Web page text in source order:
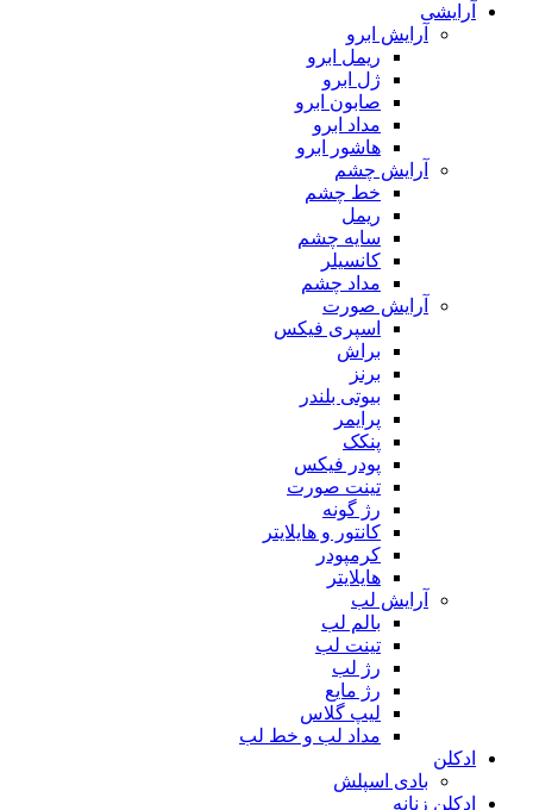
آرایشی
آرایش ابرو
ریمل ابرو
ژل ابرو
صابون ابرو
مداد ابرو
هاشور ابرو
آرایش چشم
خط چشم
ریمل
سایه چشم
کانسیلر
مداد چشم
آرایش صورت
اسپری فیکس
براش
برنز
بیوتی بلندر
پرایمر
پنکک
پودر فیکس
تینت صورت
رژ گونه
کانتور و هایلایتر
کرمپودر
هایلایتر
آرایش لب
بالم لب
تینت لب
رژ لب
رژ مایع
لیپ گلاس
مداد لب و خط لب
ادکلن
بادی اسپلش
ادکلن زنانه